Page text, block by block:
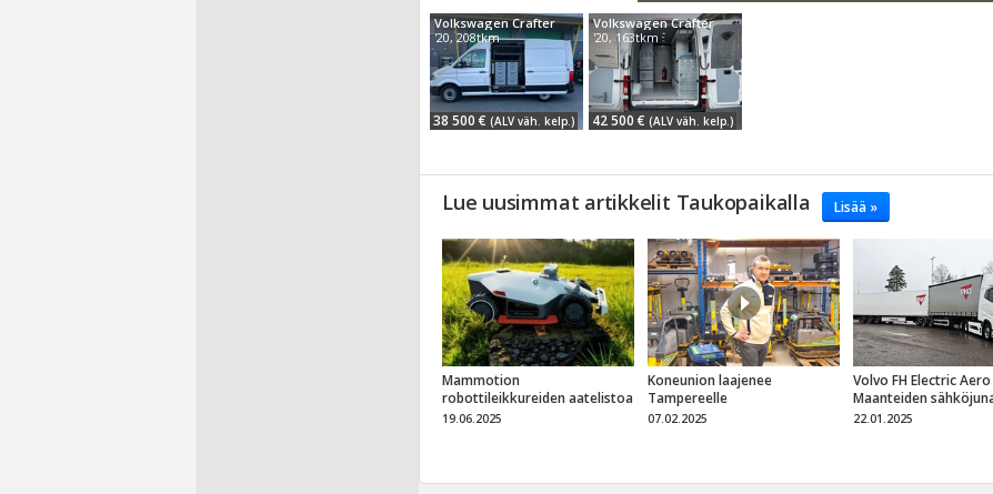
Volkswagen Crafter
'20, 208tkm
38 500 € (ALV väh. kelp.)
Volkswagen Crafter
'20, 163tkm
42 500 € (ALV väh. kelp.)
Lue uusimmat artikkelit Taukopaikalla Lisää »
Mammotion
robottileikkureiden aatelistoa
19.06.2025
Koneunion laajenee
Tampereelle
07.02.2025
Volvo FH Electric Aero
Maanteiden
22.01.2025